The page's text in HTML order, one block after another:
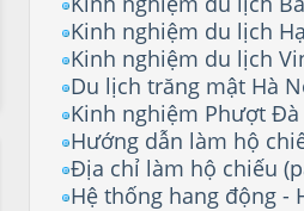
Kinh nghiệm du lịch
Kinh nghiệm du lịch
Du lịch trăng mật Hà
Kinh nghiệm Phượt Đà
Hướng dẫn làm hộ
Địa chỉ làm hộ chiếu
Hệ thống hang động -